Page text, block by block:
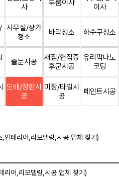
사
투룸이사
이사
사무실/상가
청소
바닥청소 하수구청소
줄눈시공
새집/헌집증
후군시공
유리막나노
코팅
도배/장판시
공
미장/타일시
공
페인트시공
,인테리어,리모델링,시공 업체 찾기)
리어,리모델링,시공 업체 찾기)